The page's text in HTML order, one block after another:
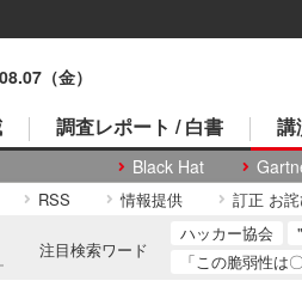
（金）
調査レポート / 白書 講
Black Hat
RSS 情報提供 訂正 お
注目検索ワード
ハッカー協会
「この脆弱性